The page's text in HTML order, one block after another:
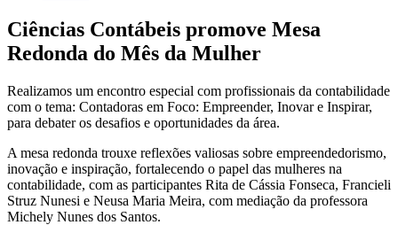
Ciências Contábeis promove Mesa
Redonda do Mês da Mulher
Realizamos um encontro especial com profissionais da contabilidade
com o tema: Contadoras em Foco: Empreender, Inovar e Inspirar,
para debater os desafios e oportunidades da área.
A mesa redonda trouxe reflexões valiosas sobre empreendedorismo,
inovação e inspiração, fortalecendo o papel das mulheres na
contabilidade, com as participantes Rita de Cássia Fonseca, Francieli
Struz Nunesi e Neusa Maria Meira, com mediação da professora
Michely Nunes dos Santos.